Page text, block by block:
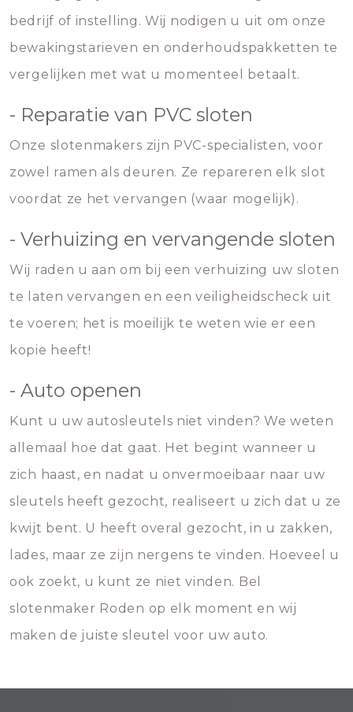
bedrijf of instelling. Wij nodigen u uit om onze
bewakingstarieven en onderhoudspakketten te
vergelijken met wat u momenteel betaalt.
- Reparatie van PVC sloten
Onze slotenmakers zijn PVC-specialisten, voor
zowel ramen als deuren. Ze repareren elk slot
voordat ze het vervangen (waar mogelijk).
- Verhuizing en vervangende sloten
Wij raden u aan om bij een verhuizing uw sloten
te laten vervangen en een veiligheidscheck uit
te voeren; het is moeilijk te weten wie er een
kopie heeft!
- Auto openen
Kunt u uw autosleutels niet vinden? We weten
allemaal hoe dat gaat. Het begint wanneer u
zich haast, en nadat u onvermoeibaar naar uw
sleutels heeft gezocht, realiseert u zich dat u ze
kwijt bent. U heeft overal gezocht, in u zakken,
lades, maar ze zijn nergens te vinden. Hoeveel u
ook zoekt, u kunt ze niet vinden. Bel
slotenmaker Roden op elk moment en wij
maken de juiste sleutel voor uw auto.